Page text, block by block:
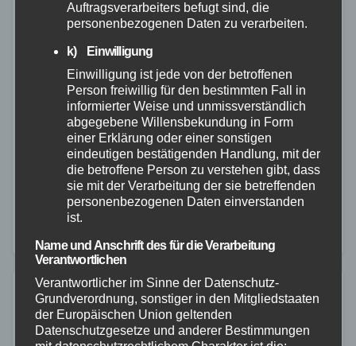
RHEIN-LAHN
Öffentlichkeitsfahndung nach
vermisstem Ehepaar STOLZ aus St.
Ingbert
22. SEP. 2023
Die Kriminalpolizei Montabaur fahndet derzeit nach
einem vermissten Ehepaar aus St. Ingbert (Saarland).
Die beiden sind 88 bzw. 90 Jahre alt, zumindest Herr
Stolz ist auf Medikamente angewiesen. Ein
Auftragsverarbeiters befugt sind, die
personenbezogenen Daten zu verarbeiten.
k) Einwilligung
Einwilligung ist jede von der betroffenen
Person freiwillig für den bestimmten Fall in
informierter Weise und unmissverständlich
abgegebene Willensbekundung in Form
einer Erklärung oder einer sonstigen
eindeutigen bestätigenden Handlung, mit der
die betroffene Person zu verstehen gibt, dass
sie mit der Verarbeitung der sie betreffenden
personenbezogenen Daten einverstanden
ist.
Name und Anschrift des für die Verarbeitung
Verantwortlichen
Verantwortlicher im Sinne der Datenschutz-
Grundverordnung, sonstiger in den Mitgliedstaaten
der Europäischen Union geltenden
Datenschutzgesetze und anderer Bestimmungen